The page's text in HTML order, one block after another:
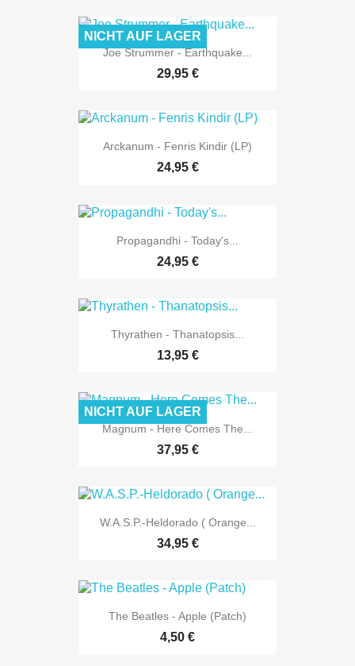
Joe Strummer - Earthquake...
29,95 €
NICHT AUF LAGER
Arckanum - Fenris Kindir (LP)
24,95 €
Propagandhi - Today's...
24,95 €
Thyrathen - Thanatopsis...
13,95 €
Magnum - Here Comes The...
37,95 €
NICHT AUF LAGER
W.A.S.P.-Heldorado ( Orange...
34,95 €
The Beatles - Apple (Patch)
4,50 €